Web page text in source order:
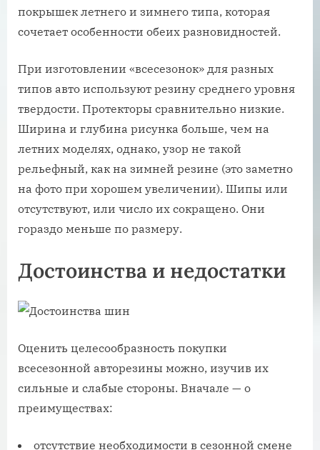
покрышек летнего и зимнего типа, которая
сочетает особенности обеих разновидностей.
При изготовлении «всесезонок» для разных
типов авто используют резину среднего уровня
твердости. Протекторы сравнительно низкие.
Ширина и глубина рисунка больше, чем на
летних моделях, однако, узор не такой
рельефный, как на зимней резине (это заметно
на фото при хорошем увеличении). Шипы или
отсутствуют, или число их сокращено. Они
гораздо меньше по размеру.
Достоинства и недостатки
Оценить целесообразность покупки
всесезонной авторезины можно, изучив их
сильные и слабые стороны. Вначале — о
преимуществах:
отсутствие необходимости в сезонной смене